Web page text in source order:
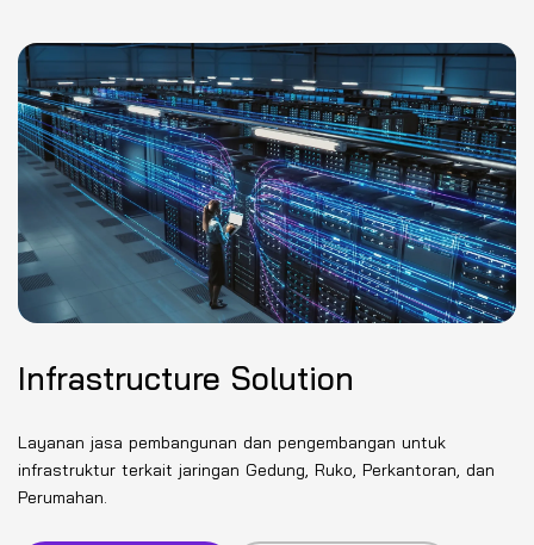
Infrastructure Solution
Layanan jasa pembangunan dan pengembangan untuk
infrastruktur terkait jaringan Gedung, Ruko, Perkantoran, dan
Perumahan.